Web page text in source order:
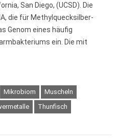
San Diego, (UCSD). Die
die für Methylquecksilber-
Genom eines häufig
ein. Die mit
Mikrobiom
Muscheln
Thunfisch